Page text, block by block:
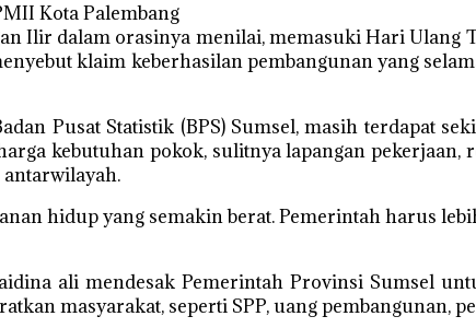
Kota Palembang
Ilir dalam orasinya menilai, memasuki Hari Ulang
klaim keberhasilan pembangunan yang
Pusat Statistik (BPS) Sumsel, masih terdapat
kebutuhan pokok, sulitnya lapangan
hidup yang semakin berat. Pemerintah harus
ali mendesak Pemerintah Provinsi Sumsel
masyarakat, seperti SPP, uang pembangunan,